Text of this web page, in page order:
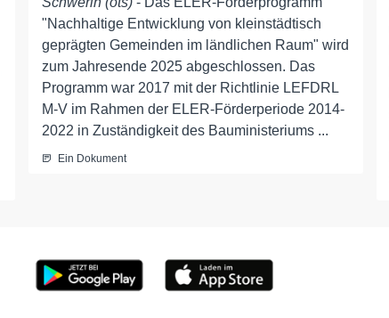
"Nachhaltige Entwicklung von kleinstädtisch
geprägten Gemeinden im ländlichen Raum" wird
zum Jahresende 2025 abgeschlossen. Das
Programm war 2017 mit der Richtlinie LEFDRL
M-V im Rahmen der ELER-Förderperiode 2014-
2022 in Zuständigkeit des Bauministeriums ...
Ein Dokument